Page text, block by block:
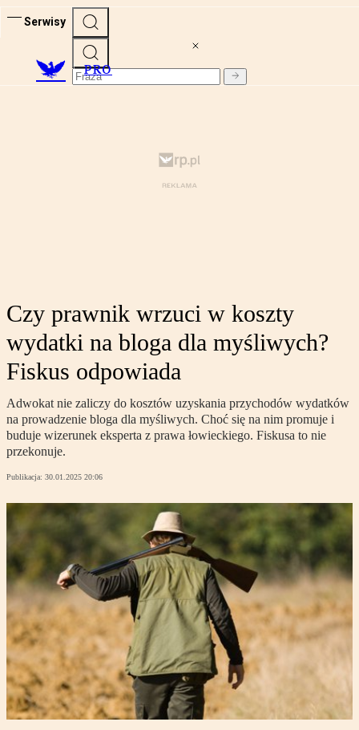
Serwisy
PRO
Czy prawnik wrzuci w koszty
wydatki na bloga dla myśliwych?
Fiskus odpowiada
Adwokat nie zaliczy do kosztów uzyskania przychodów wydatków
na prowadzenie bloga dla myśliwych. Choć się na nim promuje i
buduje wizerunek eksperta z prawa łowieckiego. Fiskusa to nie
przekonuje.
Publikacja: 30.01.2025 20:06